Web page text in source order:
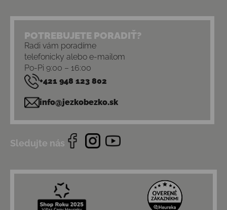
POTREBUJETE PORADIŤ?
Radi vám poradíme
telefonicky alebo e-mailom
Po-Pi 9:00 – 16:00
+421 948 123 802
info@jezkobezko.sk
Sledujte nás